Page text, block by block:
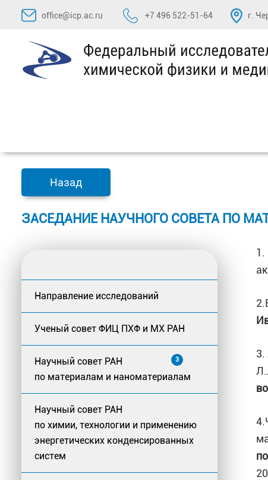
Перейти
содержимому
office@icp.ac.ru +7 496 522-51-64 г.
Назад
ЗАСЕДАНИЕ НАУЧНОГО СОВЕТА ПО
Направление исследований
Ученый совет ФИЦ ПХФ и МХ РАН
Научный совет РАН
по материалам и наноматериалам
3
Научный совет РАН
по химии, технологии и применению
энергетических конденсированных
систем
1.
3.